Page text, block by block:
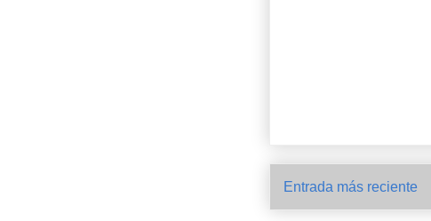
Entrada más reciente